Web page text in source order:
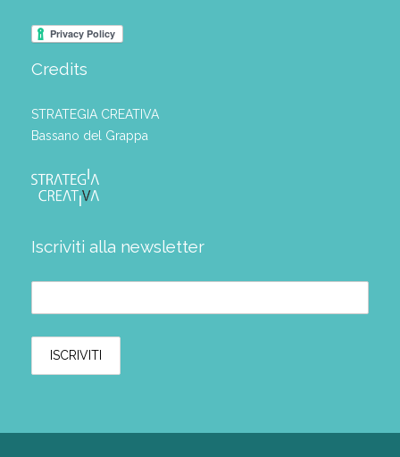
Credits
STRATEGIA CREATIVA
Bassano del Grappa
Iscriviti alla newsletter